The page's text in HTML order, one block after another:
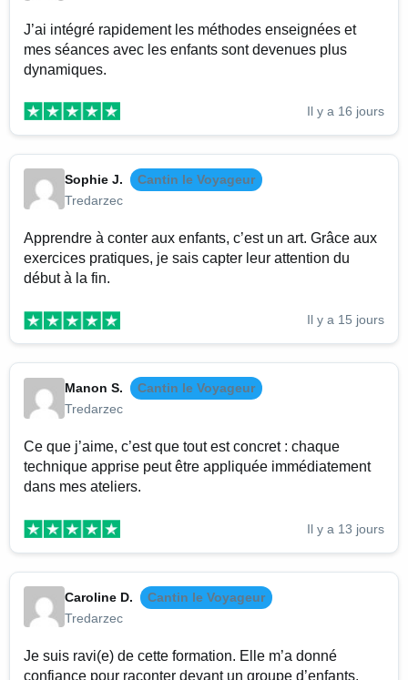
J’ai intégré rapidement les méthodes enseignées et
mes séances avec les enfants sont devenues plus
dynamiques.
Il y a 16 jours
Sophie J.
Cantin le Voyageur
Tredarzec
Apprendre à conter aux enfants, c’est un art. Grâce aux
exercices pratiques, je sais capter leur attention du
début à la fin.
Il y a 15 jours
Manon S.
Cantin le Voyageur
Tredarzec
Ce que j’aime, c’est que tout est concret : chaque
technique apprise peut être appliquée immédiatement
dans mes ateliers.
Il y a 13 jours
Caroline D.
Cantin le Voyageur
Tredarzec
Je suis ravi(e) de cette formation. Elle m’a donné
confiance pour raconter devant un groupe d’enfants.